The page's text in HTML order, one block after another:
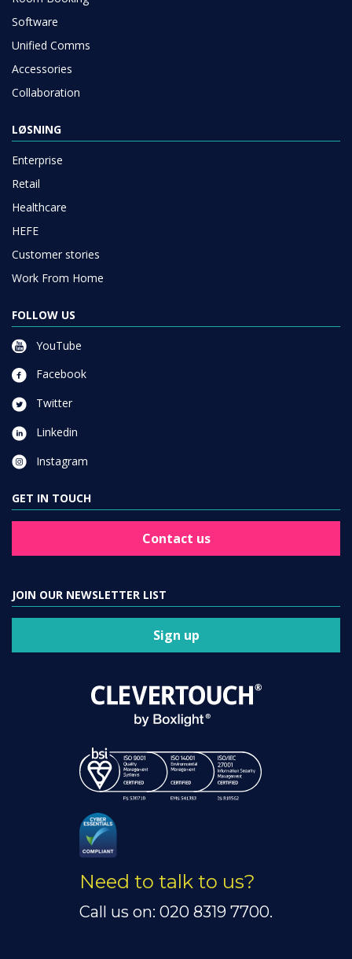
Software
Unified Comms
Accessories
Collaboration
LØSNING
Enterprise
Retail
Healthcare
HEFE
Customer stories
Work From Home
FOLLOW US
YouTube
Facebook
Twitter
Linkedin
Instagram
GET IN TOUCH
Contact us
JOIN OUR NEWSLETTER LIST
Sign up
Need to talk to us?
Call us on: 020 8319 7700.